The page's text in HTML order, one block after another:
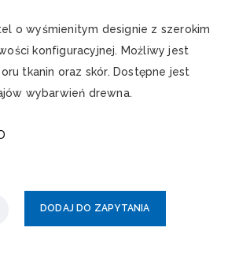
o wyśmienitym designie z szerokim
konfiguracyjnej. Możliwy jest
tkanin oraz skór. Dostępne jest
wybarwień drewna.
DODAJ DO ZAPYTANIA